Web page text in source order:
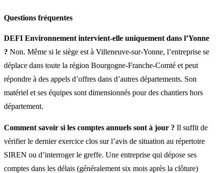
Questions fréquentes
DEFI Environnement intervient‑elle uniquement dans l’Yonne
? Non. Même si le siège est à Villeneuve‑sur‑Yonne, l’entreprise se
déplace dans toute la région Bourgogne‑Franche‑Comté et peut
répondre à des appels d’offres dans d’autres départements. Son
matériel et ses équipes sont dimensionnés pour des chantiers hors
département.
Comment savoir si les comptes annuels sont à jour ? Il suffit de
vérifier le dernier exercice clos sur l’avis de situation au répertoire
SIREN ou d’interroger le greffe. Une entreprise qui dépose ses
comptes dans les délais (généralement six mois après la clôture)